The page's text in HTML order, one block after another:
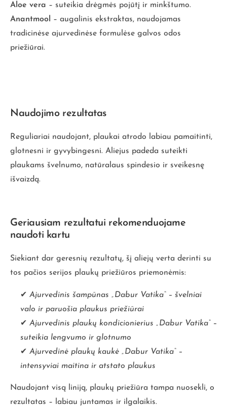
Aloe vera – suteikia drėgmės pojūtį ir minkštumo.
Anantmool
– augalinis ekstraktas, naudojamas
tradicinėse ajurvedinėse formulėse galvos odos
priežiūrai.
Naudojimo rezultatas
Reguliariai naudojant, plaukai atrodo labiau pamaitinti,
glotnesni ir gyvybingesni. Aliejus padeda suteikti
plaukams švelnumo, natūralaus spindesio ir sveikesnę
išvaizdą.
Geriausiam rezultatui rekomenduojame
naudoti kartu
Siekiant dar geresnių rezultatų, šį aliejų verta derinti su
tos pačios serijos plaukų priežiūros priemonėmis:
✔ Ajurvedinis šampūnas „Dabur Vatika“– švelniai
valo ir paruošia plaukus priežiūrai
✔ Ajurvedinis plaukų kondicionierius „Dabur Vatika“–
suteikia lengvumo ir glotnumo
✔ Ajurvedinė plaukų kaukė „Dabur Vatika“–
intensyviai maitina ir atstato plaukus
Naudojant visą liniją, plaukų priežiūra tampa nuosekli, o
rezultatas – labiau juntamas ir ilgalaikis.